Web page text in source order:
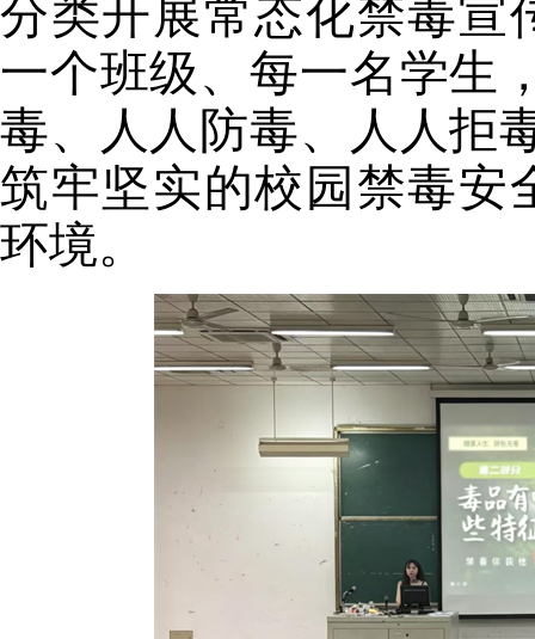
分类开展常态化禁毒宣
一个班级、每一名学生
毒、人人防毒、人人拒
筑牢坚实的校园禁毒安
环境。